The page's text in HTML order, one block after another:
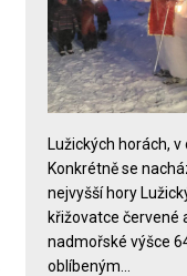
Lužických horách, v
Konkrétně se
nejvyšší hory
křižovatce červené
nadmořské výšce
oblíbeným...